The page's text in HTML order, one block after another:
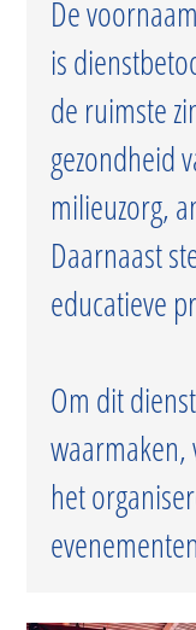
De
is
de ruimste
gezondheid
milieuzorg,
Daarnaast
educatieve
Om dit
het